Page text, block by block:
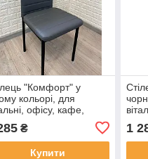
"Комфорт" у
кольорі, для
офісу, кафе,
м'який
₴
Купити
1